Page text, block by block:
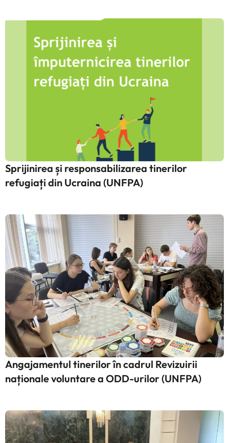
Sprijinirea și responsabilizarea tinerilor
refugiați din Ucraina (UNFPA)
Angajamentul tinerilor în cadrul Revizuirii
naționale voluntare a ODD-urilor (UNFPA)